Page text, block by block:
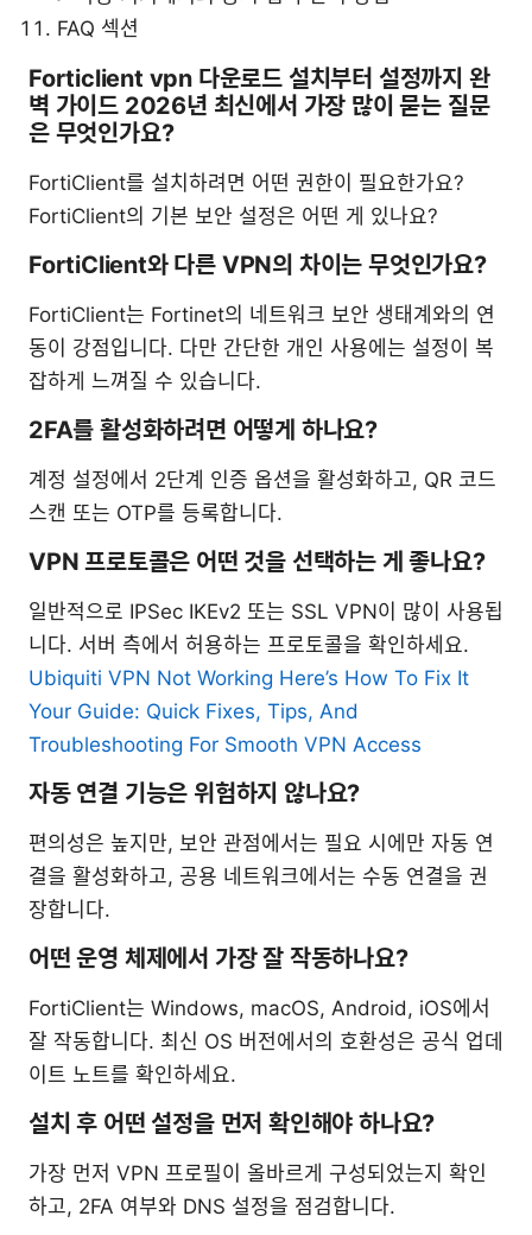
FAQ 섹션
Forticlient vpn 다운로드 설치부터 설정까지 완
벽 가이드 2026년 최신에서 가장 많이 묻는 질문
은 무엇인가요?
FortiClient를 설치하려면 어떤 권한이 필요한가요?
FortiClient의 기본 보안 설정은 어떤 게 있나요?
FortiClient와 다른 VPN의 차이는 무엇인가요?
FortiClient는 Fortinet의 네트워크 보안 생태계와의 연
동이 강점입니다. 다만 간단한 개인 사용에는 설정이 복
잡하게 느껴질 수 있습니다.
2FA를 활성화하려면 어떻게 하나요?
계정 설정에서 2단계 인증 옵션을 활성화하고, QR 코드
스캔 또는 OTP를 등록합니다.
VPN 프로토콜은 어떤 것을 선택하는 게 좋나요?
일반적으로 IPSec IKEv2 또는 SSL VPN이 많이 사용됩
니다. 서버 측에서 허용하는 프로토콜을 확인하세요.
Ubiquiti VPN Not Working Here’s How To Fix It
Your Guide: Quick Fixes, Tips, And
Troubleshooting For Smooth VPN Access
자동 연결 기능은 위험하지 않나요?
편의성은 높지만, 보안 관점에서는 필요 시에만 자동 연
결을 활성화하고, 공용 네트워크에서는 수동 연결을 권
장합니다.
어떤 운영 체제에서 가장 잘 작동하나요?
FortiClient는 Windows, macOS, Android, iOS에서
잘 작동합니다. 최신 OS 버전에서의 호환성은 공식 업데
이트 노트를 확인하세요.
설치 후 어떤 설정을 먼저 확인해야 하나요?
가장 먼저 VPN 프로필이 올바르게 구성되었는지 확인
하고, 2FA 여부와 DNS 설정을 점검합니다.